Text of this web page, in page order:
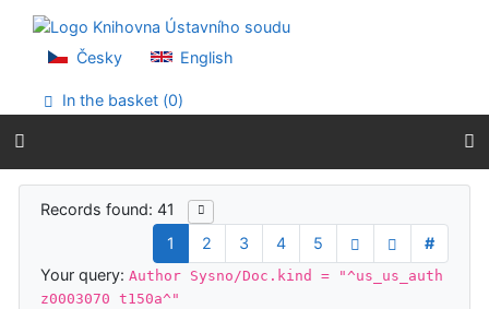
Go to menu
Accessibility declaration
Česky English
In the basket (0)
Search results
Records found: 41
1
2 3 4 5
#
Your query:Author Sysno/Doc.kind = "^us_us_auth
z0003070 t150a^"